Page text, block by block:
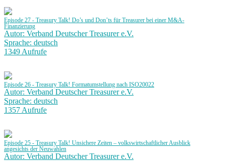
Episode 27 - Treasury Talk! Do’s und Don’ts für Treasurer bei einer M&A-
Finanzierung
Autor: Verband Deutscher Treasurer e.V.
Sprache: deutsch
1349 Aufrufe
Episode 26 - Treasury Talk! Formatumstellung nach ISO20022
Autor: Verband Deutscher Treasurer e.V.
Sprache: deutsch
1357 Aufrufe
Episode 25 - Treasury Talk! Unsichere Zeiten – volkswirtschaftlicher Ausblick
angesichts der Neuwahlen
Autor: Verband Deutscher Treasurer e.V.